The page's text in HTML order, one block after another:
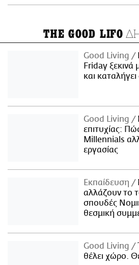
THE GOOD LIFO
Good Living
Friday ξεκινά
και
Good Living
επιτυχίας:
Millennials
εργασίας
Εκπαίδευση
αλλάζουν το
σπουδές
θεσμική
Good Living
θέλει χώρο.